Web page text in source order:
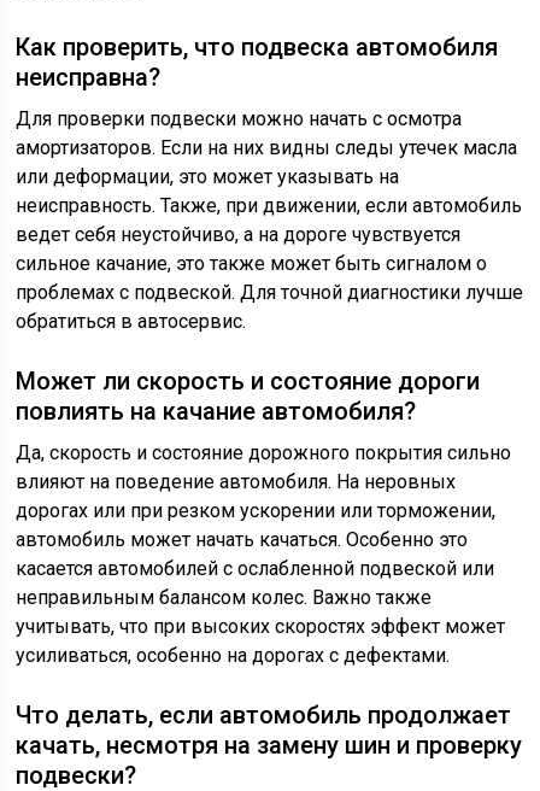
Как проверить, что подвеска автомобиля
неисправна?
Для проверки подвески можно начать с осмотра
амортизаторов. Если на них видны следы утечек масла
или деформации, это может указывать на
неисправность. Также, при движении, если автомобиль
ведет себя неустойчиво, а на дороге чувствуется
сильное качание, это также может быть сигналом о
проблемах с подвеской. Для точной диагностики лучше
обратиться в автосервис.
Может ли скорость и состояние дороги
повлиять на качание автомобиля?
Да, скорость и состояние дорожного покрытия сильно
влияют на поведение автомобиля. На неровных
дорогах или при резком ускорении или торможении,
автомобиль может начать качаться. Особенно это
касается автомобилей с ослабленной подвеской или
неправильным балансом колес. Важно также
учитывать, что при высоких скоростях эффект может
усиливаться, особенно на дорогах с дефектами.
Что делать, если автомобиль продолжает
качать, несмотря на замену шин и проверку
подвески?